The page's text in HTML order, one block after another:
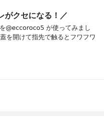
がクセになる！／
@𝖾𝖼𝖼𝗈𝗋𝗈𝖼𝗈𝟧 が使ってみまし
を開けて指先で触るとフワフワ